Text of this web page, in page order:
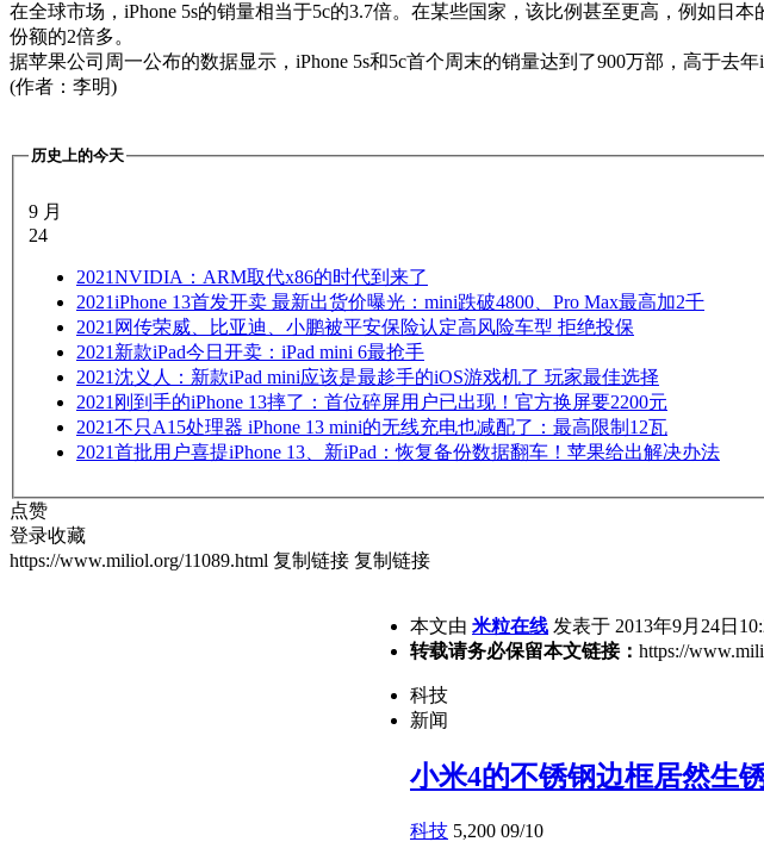
在全球市场，iPhone 5s的销量相当于5c的3.7倍。在某些国家，该比例甚至更高，例如日
份额的2倍多。
据苹果公司周一公布的数据显示，iPhone 5s和5c首个周末的销量达到了900万部，高于去年
(作者：李明)
历史上的今天
9 月
24
2021NVIDIA：ARM取代x86的时代到来了
2021iPhone 13首发开卖 最新出货价曝光：mini跌破4800、Pro Max最高加2千
2021 网传荣威、比亚迪、小鹏被平安保险认定高风险车型 拒绝投保
2021 新款iPad今日开卖：iPad mini 6最抢手
2021沈义人：新款iPad mini应该是最趁手的iOS游戏机了 玩家最佳选择
2021 刚到手的iPhone 13摔了：首位碎屏用户已出现！官方换屏要2200元
2021不只A15处理器 iPhone 13 mini的无线充电也减配了：最高限制12瓦
2021首批用户喜提iPhone 13、新iPad：恢复备份数据翻车！苹果给出解决办法
点赞
登录收藏
https://www.miliol.org/11089.html 复制链接 复制链接
本文由 米粒在线 发表于 2013年9月24日
转载请务必保留本文链接： https://
科技
新闻
小米4的不锈钢边框居然生
科技 5,200 09/10